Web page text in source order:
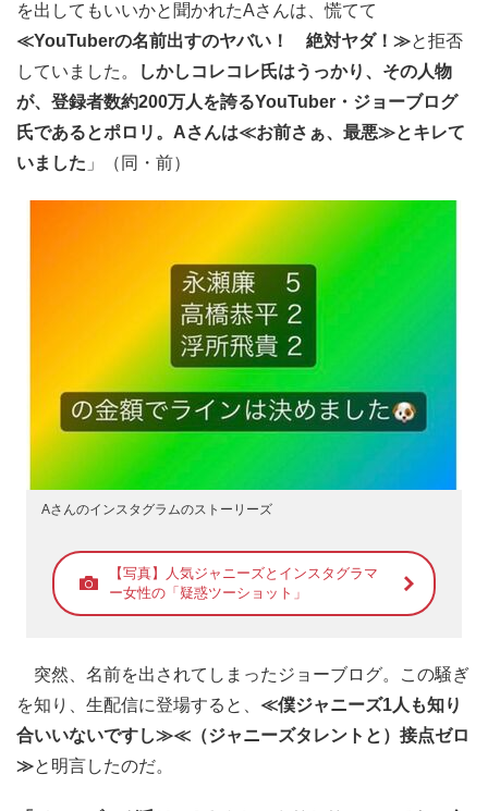
を出してもいいかと聞かれたAさんは、慌てて
≪YouTuberの名前出すのヤバい！ 絶対ヤダ！≫と拒否
していました。
しかしコレコレ氏はうっかり、その人物
が、登録者数約200万人を誇るYouTuber・ジョーブログ
氏であるとポロリ。Aさんは≪お前さぁ、最悪≫とキレて
いました 」（同・前）
Aさんのインスタグラムのストーリーズ
【写真】人気ジャニーズとインスタグラマ
ー女性の「疑惑ツーショット」
突然、名前を出されてしまったジョーブログ。この騒ぎ
を知り、生配信に登場すると、 ≪僕ジャニーズ1人も知り
合いいないですし≫≪（ジャニーズタレントと）接点ゼロ
≫と明言したのだ。